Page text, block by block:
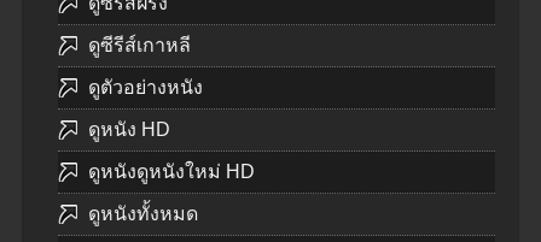
ดูซีรีส์เกาหลี
ดูตัวอย่างหนัง
ดูหนัง HD
ดูหนังดูหนังใหม่ HD
ดูหนังทั้งหมด